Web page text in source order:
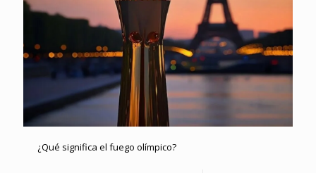
¿Qué significa el fuego olímpico?